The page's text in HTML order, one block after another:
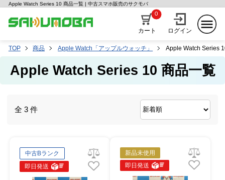
Apple Watch Series 10 商品一覧 | 中古スマホ販売のサクモバ
カート
0
ログイン
TOP 商品 Apple Watch「アップルウォッチ」 Apple Watch Series
Apple Watch Series 10 商品一覧
全 3 件
中古Bランク
即日発送
新品未使用
即日発送